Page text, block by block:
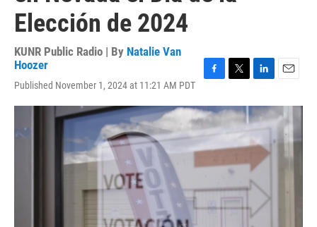
Elección de 2024
KUNR Public Radio | By Natalie Van
Hoozer
Published November 1, 2024 at 11:21 AM PDT
c
e
o
i
t
e
r
n
k
e
d
n
a
i